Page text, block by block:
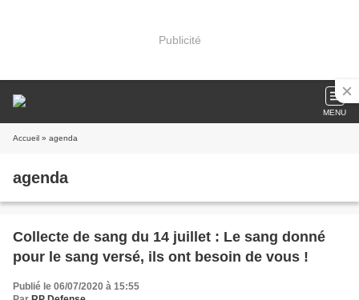
Publicité
MENU
Accueil » agenda
agenda
Collecte de sang du 14 juillet : Le sang donné
pour le sang versé, ils ont besoin de vous !
Publié le 06/07/2020 à 15:55